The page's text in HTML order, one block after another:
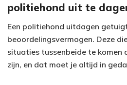
politiehond uit te
Een politiehond uitdagen
beoordelingsvermogen. Deze
situaties tussenbeide te komen
zijn, en dat moet je altijd in